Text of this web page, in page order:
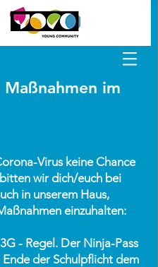
Maßnahmen im
Virus keine Chance
wir dich/euch bei
in unserem Haus,
einzuhalten:
- Regel. Der Ninja-Pass
Ende der Schulpflicht dem